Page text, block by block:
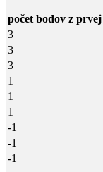
počet bodov z
3
3
3
1
1
1
-1
-1
-1